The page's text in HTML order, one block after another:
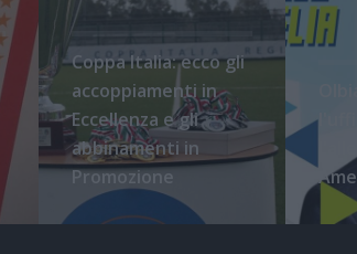
Coppa Italia: ecco gli
accoppiamenti in
Eccellenza e gli
abbinamenti in
Promozione